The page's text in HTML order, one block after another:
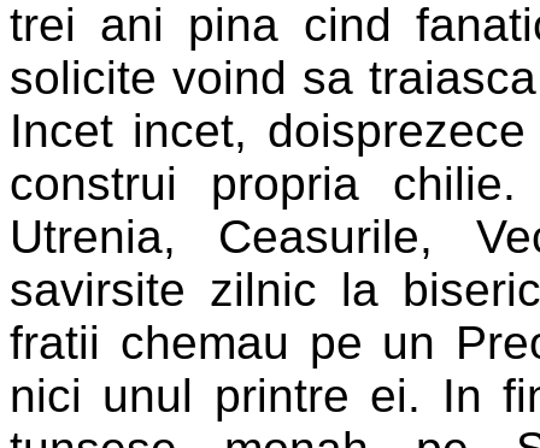
trei ani pina cind
solicite voind sa
Incet incet,
construi propria
Utrenia, Ceasurile,
savirsite zilnic la
fratii chemau pe un
nici unul printre ei. In